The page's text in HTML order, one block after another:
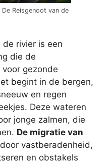
Reisgenoot van de
de rivier is een
die de
gezonde
begint in de bergen,
en regen
Deze wateren
jonge zalmen, die
De migratie van
vastberadenheid,
en obstakels